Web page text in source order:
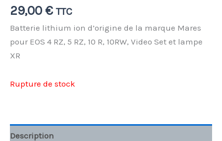
29,00 € TTC
Batterie lithium ion d’origine de la marque Mares
pour EOS 4 RZ, 5 RZ, 10 R, 10RW, Video Set et lampe
XR
Rupture de stock
Description